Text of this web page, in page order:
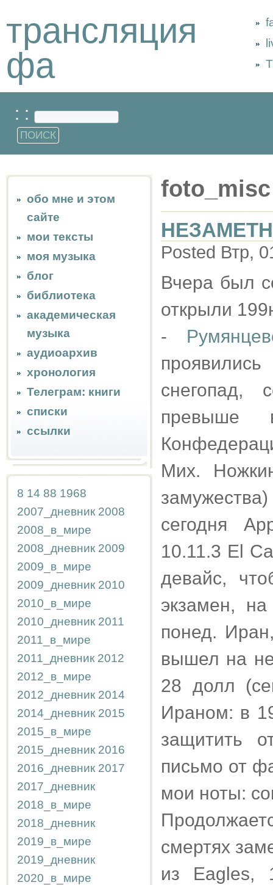
трансляция
фа
: :
обо мне и этом
сайте
мои тексты
моя музыка
блог
библиотека
академическая
музыка
аудиоархив
хронология
Телеграм: книги
списки
ссылки
8 14 88 1968
2007_дневник 2008
2008_в_мире
2008_дневник 2009
2009_в_мире
2009_дневник 2010
2010_в_мире
2010_дневник 2011
2011_в_мире
2011_дневник 2012
2012_в_мире
2012_дневник 2014
2014_дневник 2015
2015_в_мире
2015_дневник 2016
2016_дневник 2017
2017_дневник
2018_в_мире
2018_дневник
2019_в_мире
2019_дневник
2020_в_мире
foto_misc
Posted Втр,
Вчера был
открыли
-
снегопад,
превыше
Мих.
сегодня
10.11.3 El
девайс,
экзамен,
понед.
вышел на
28 долл
Ираном: в
защитить
письмо от
мои ноты:
смертях
из Eagles,